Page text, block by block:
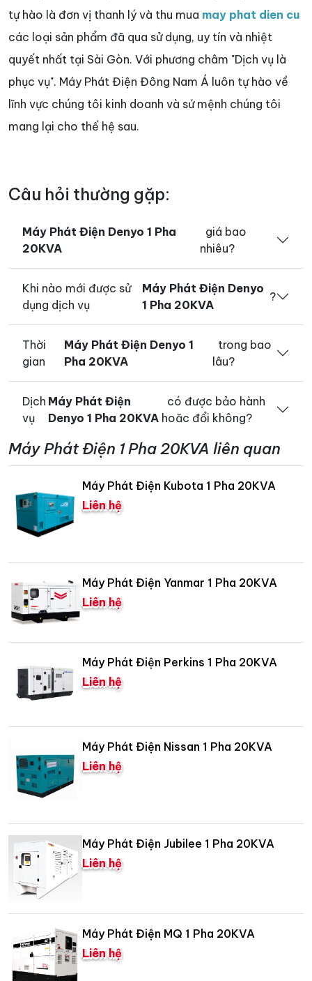
tự hào là đơn vị thanh lý và thu mua may phat dien cu
các loại sản phẩm đã qua sử dụng, uy tín và nhiệt
quyết nhất tại Sài Gòn. Với phương châm "Dịch vụ là
phục vụ". Máy Phát Điện Đông Nam Á luôn tự hào về
lĩnh vực chúng tôi kinh doanh và sứ mệnh chúng tôi
mang lại cho thế hệ sau.
Câu hỏi thường gặp:
Máy Phát Điện Denyo 1 Pha
20KVA
giá bao
nhiêu?
Khi nào mới được sử
dụng dịch vụ
Máy Phát Điện Denyo
1 Pha 20KVA
?
Thời
gian
Máy Phát Điện Denyo 1
Pha 20KVA
trong bao
lâu?
Dịch
vụ
Máy Phát Điện
Denyo 1 Pha 20KVA
có được bảo hành
hoăc đổi không?
Máy Phát Điện 1 Pha 20KVA liên quan
Máy Phát Điện Kubota 1 Pha 20KVA
Liên hệ
Máy Phát Điện Yanmar 1 Pha 20KVA
Liên hệ
Máy Phát Điện Perkins 1 Pha 20KVA
Liên hệ
Máy Phát Điện Nissan 1 Pha 20KVA
Liên hệ
Máy Phát Điện Jubilee 1 Pha 20KVA
Liên hệ
Máy Phát Điện MQ 1 Pha 20KVA
Liên hệ